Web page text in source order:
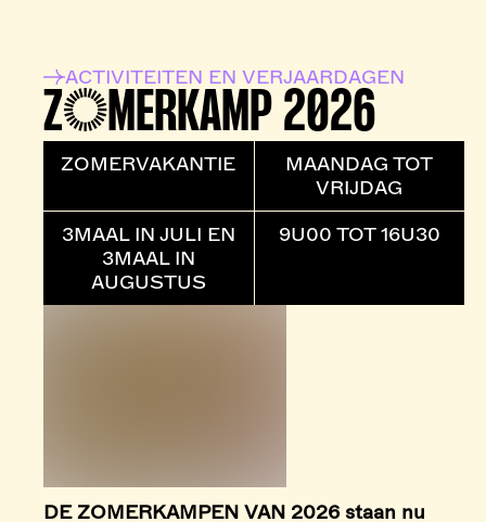
ACTIVITEITEN EN VERJAARDAGEN
ZOMERKAMP 2026
ZOMERVAKANTIE
MAANDAG TOT
VRIJDAG
3MAAL IN JULI EN
3MAAL IN
AUGUSTUS
9U00 TOT 16U30
DE ZOMERKAMPEN VAN 2026 staan nu